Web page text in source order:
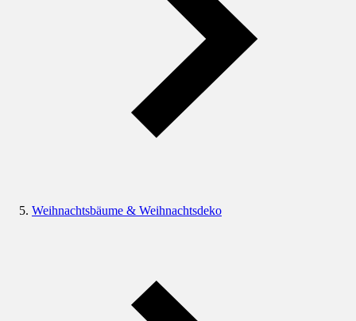
Weihnachtsbäume & Weihnachtsdeko